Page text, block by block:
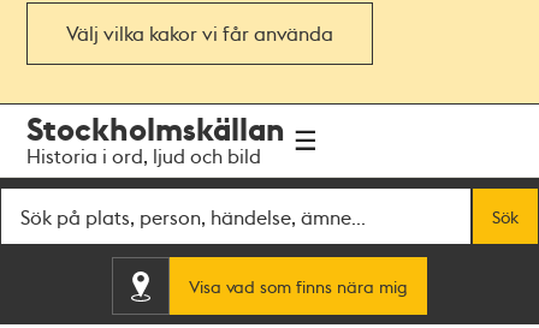
Välj vilka kakor vi får använda
navigationen
huvudinnehållet
Stockholmskällan
Historia i ord, ljud och bild
Sök
Visa vad som finns nära mig